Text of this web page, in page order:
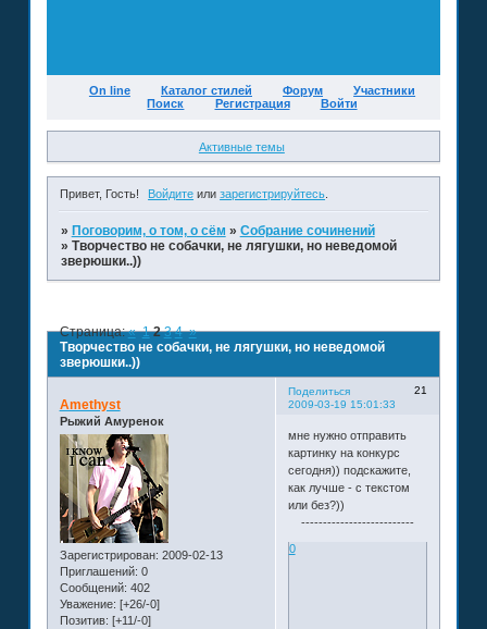
On line Каталог стилей Форум
Участники
Поиск
Регистрация Войти
Активные темы
Привет, Гость! Войдите илизарегистрируйтесь
» Поговорим, о том, о сём » Собрание сочинений
» Творчество не собачки, не лягушки, но неведомой
зверюшки..))
Творчество не собачки, не лягушки, но неведомой
зверюшки..))
Страница:« 1 2 3 4 »
Поделиться
21
2009-03-19 15:01:33
Amethyst
Рыжий Амуренок
Зарегистрирован: 2009-02-13
Приглашений: 0
Сообщений: 402
Уважение: [+26/-0]
Позитив: [+11/-0]
мне нужно отправить
картинку на конкурс
сегодня)) подскажите,
как лучше - с текстом
или без?))
--------------------------
0